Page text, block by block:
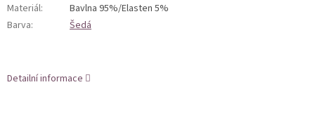
Materiál:
Bavlna 95%/Elasten 5%
Barva: Šedá
Detailní informace